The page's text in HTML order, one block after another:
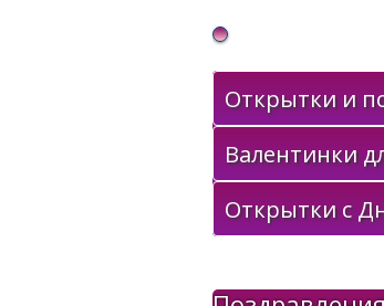
Gif Открытки в
Открытки и
Валентинки
Открытки с